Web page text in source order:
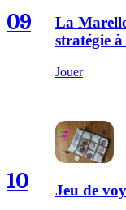
09
La
stratégie
Jouer
10 Jeu de